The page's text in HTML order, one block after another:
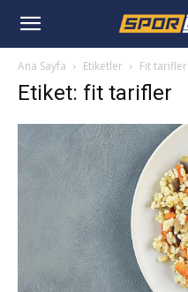
Ana Sayfa Etiketler Fit tarifler
Etiket: fit tarifler